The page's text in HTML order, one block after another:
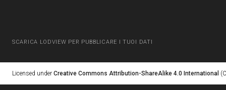
SCARICA LODVIEW PER PUBBLICARE I TUOI DATI
Licensed under Creative Commons Attribution-ShareAlike 4.0 International